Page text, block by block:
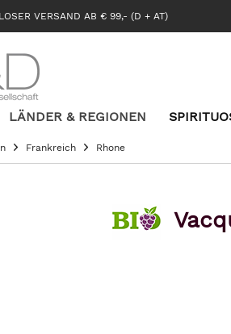
VERSAND AB € 99,- (D + AT)
LÄNDER & REGIONEN
Frankreich Rhone